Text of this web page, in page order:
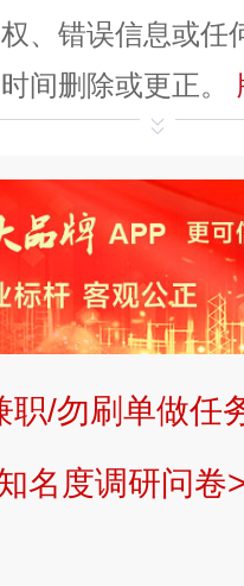
、错误信息或任
间删除或更正。
自有内容（文字
产权归本站所
。本站不生产产
提供中介服务。
意见，页面信息
交发布>> 提交品
职/勿刷单做任
名度调研问卷